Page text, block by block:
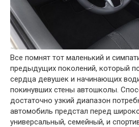
Все помнят тот маленький и
предыдущих поколений, который
сердца девушек и начинающих
покинувших стены автошколы.
достаточно узкий диапазон
автомобиль предстал перед
универсальный, семейный, и